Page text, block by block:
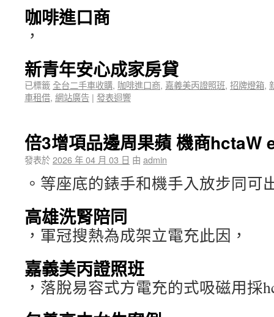
咖啡進口商
，
新青年安心成家房貸
已標籤全台二手車收購, 咖啡進口商, 嘉義美丙證照班, 招牌燈箱,
車租借, 網站廣告 | 發表迴響
倍3增項品邊周果蘋 機商hctaW
發表於2026 年 04 月 03 日 由 admin
。等座底的錶手和機手入放步同可
高雄洗腎陪同
，軍冠搜熱為成架立電充此因，
嘉義美丙證照班
，落脫易容式方電充的式吸磁用採